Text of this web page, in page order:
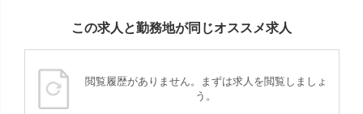
この求人と勤務地が同じオススメ求人
閲覧履歴がありません。まずは求人を閲覧しましょ
う。